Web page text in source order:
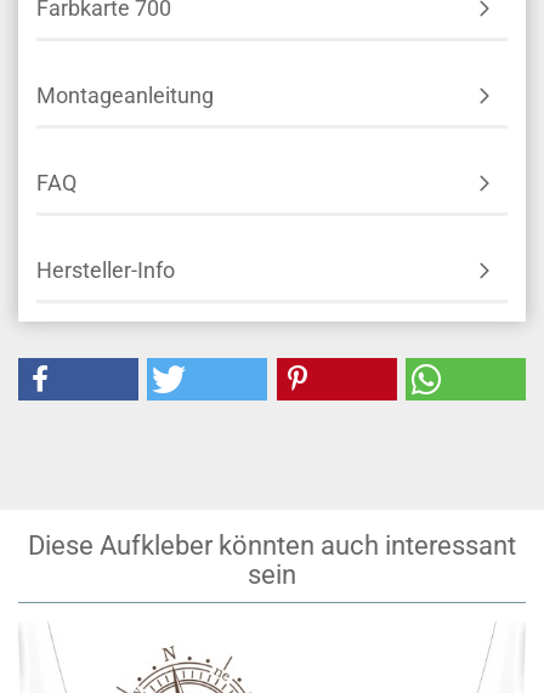
Farbkarte 700
Montageanleitung
FAQ
Hersteller-Info
Diese Aufkleber könnten auch interessant
sein